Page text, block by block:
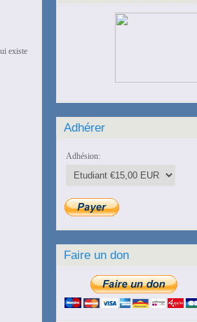
existe
Adhérer
Adhésion:
Faire un don